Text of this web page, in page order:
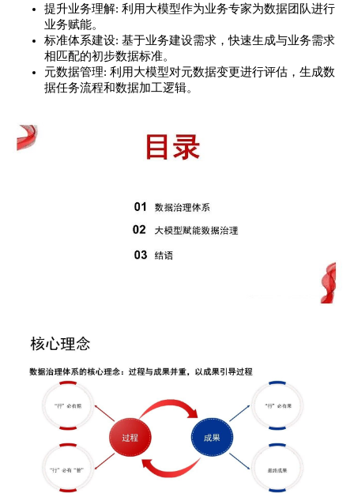
提升业务理解: 利用大模型作为业务专家为数据团队进行
业务赋能。
标准体系建设: 基于业务建设需求，快速生成与业务需求
相匹配的初步数据标准。
元数据管理: 利用大模型对元数据变更进行评估，生成数
据任务流程和数据加工逻辑。